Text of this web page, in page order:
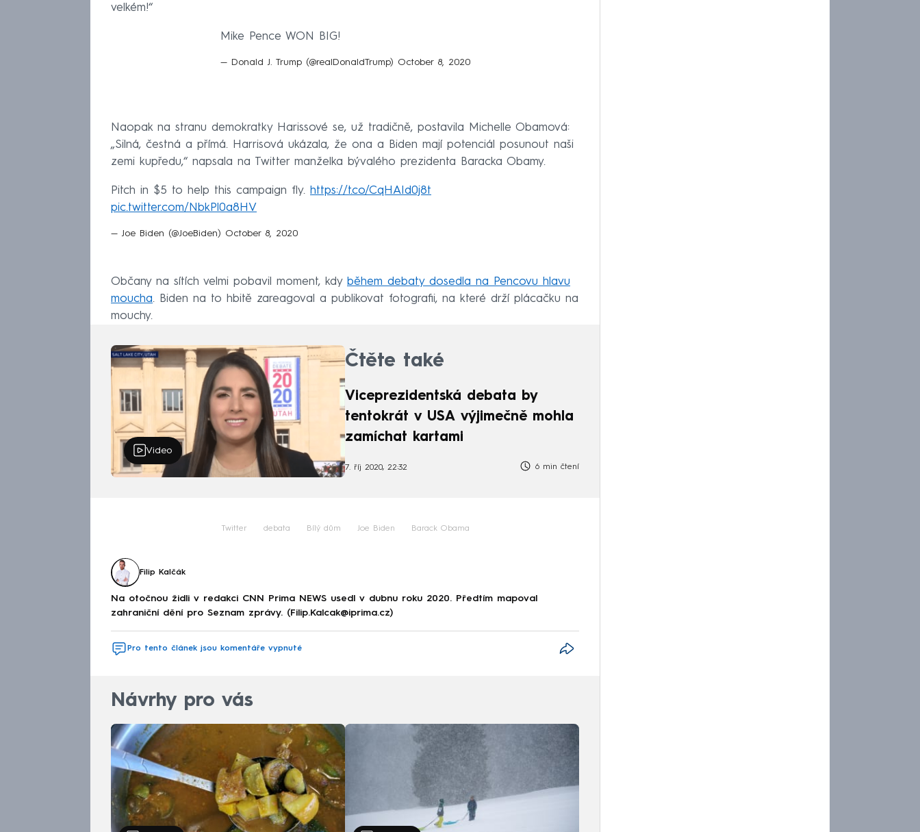
velkém!“
Mike Pence WON BIG!
— Donald J. Trump (@realDonaldTrump) October 8, 2020
Naopak na stranu demokratky Harissové se, už tradičně, postavila Michelle Obamová:
„Silná, čestná a přímá. Harrisová ukázala, že ona a Biden mají potenciál posunout naši
zemi kupředu,“ napsala na Twitter manželka bývalého prezidenta Baracka Obamy.
Pitch in $5 to help this campaign fly. https://t.co/CqHAId0j8t
pic.twitter.com/NbkPl0a8HV
— Joe Biden (@JoeBiden) October 8, 2020
Občany na sítích velmi pobavil moment, kdy během debaty dosedla na Pencovu hlavu
moucha. Biden na to hbitě zareagoval a publikovat fotografii, na které drží plácačku na
mouchy.
Video
Čtěte také
Viceprezidentská debata by
tentokrát v USA výjimečně mohla
zamíchat kartami
7. říj 2020, 22:32 6 min čtení
Twitter debata Bílý dům Joe Biden Barack Obama
Filip Kalčák
Na otočnou židli v redakci CNN Prima NEWS usedl v dubnu roku 2020. Předtím mapoval
zahraniční dění pro Seznam zprávy. (Filip.Kalcak@iprima.cz)
Pro tento článek jsou komentáře vypnuté
Návrhy pro vás